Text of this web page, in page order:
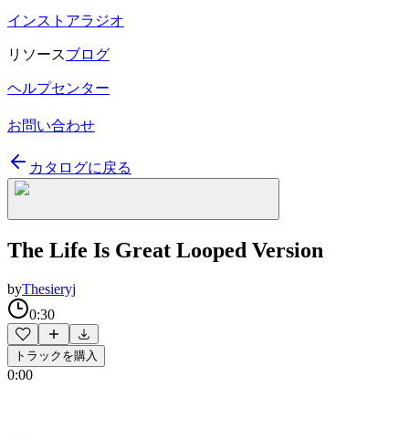
インストアラジオ
リソースブログ
ヘルプセンター
お問い合わせ
カタログに戻る
The Life Is Great Looped Version
byThesieryj
0:30
トラックを購入
0:00